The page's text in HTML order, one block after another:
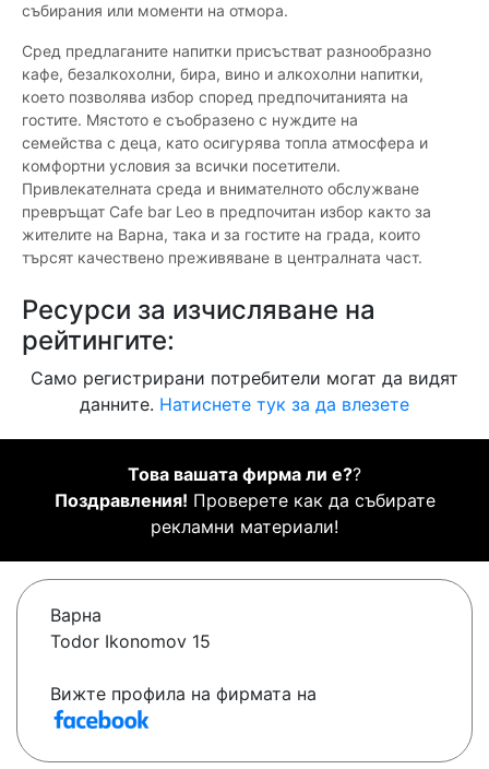
събирания или моменти на отмора.
Сред предлаганите напитки присъстват разнообразно
кафе, безалкохолни, бира, вино и алкохолни напитки,
което позволява избор според предпочитанията на
гостите. Мястото е съобразено с нуждите на
семейства с деца, като осигурява топла атмосфера и
комфортни условия за всички посетители.
Привлекателната среда и внимателното обслужване
превръщат Cafe bar Leo в предпочитан избор както за
жителите на Варна, така и за гостите на града, които
търсят качествено преживяване в централната част.
Ресурси за изчисляване на
рейтингите:
Само регистрирани потребители могат да видят
данните. Натиснете тук за да влезете
Това вашата фирма ли е??
Поздравления! Проверете как да събирате
рекламни материали!
Варна
Todor Ikonomov 15
Вижте профила на фирмата на